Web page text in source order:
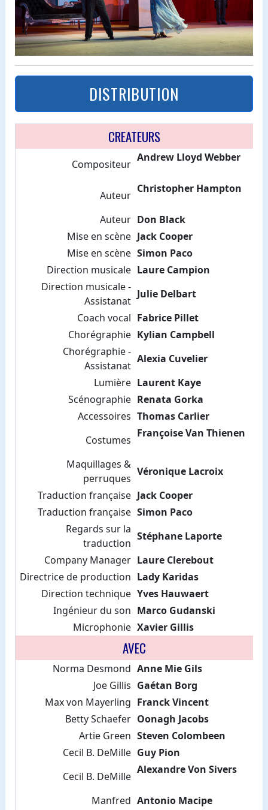
DISTRIBUTION
CREATEURS
Compositeur
Andrew Lloyd Webber
Auteur
Christopher Hampton
Auteur Don Black
Mise en scène Jack Cooper
Mise en scène Simon Paco
Direction musicale Laure Campion
Direction musicale -
Assistanat
Julie Delbart
Coach vocal Fabrice Pillet
Chorégraphie Kylian Campbell
Chorégraphie -
Assistanat
Alexia Cuvelier
Lumière Laurent Kaye
Scénographie Renata Gorka
Accessoires Thomas Carlier
Costumes
Françoise Van Thienen
Maquillages &
perruques
Véronique Lacroix
Traduction française Jack Cooper
Traduction française Simon Paco
Regards sur la
traduction
Stéphane Laporte
Company Manager Laure Clerebout
Directrice de production Lady Karidas
Direction technique Yves Hauwaert
Ingénieur du son Marco Gudanski
Microphonie Xavier Gillis
AVEC
Norma Desmond Anne Mie Gils
Joe Gillis Gaétan Borg
Max von Mayerling Franck Vincent
Betty Schaefer Oonagh Jacobs
Artie Green Steven Colombeen
Cecil B. DeMille Guy Pion
Cecil B. DeMille
Alexandre Von Sivers
Manfred Antonio Macipe